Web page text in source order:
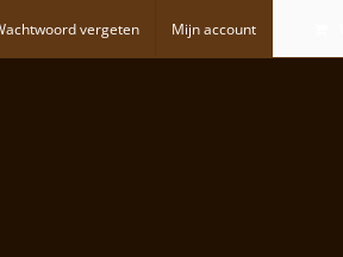
vergeten Mijn account